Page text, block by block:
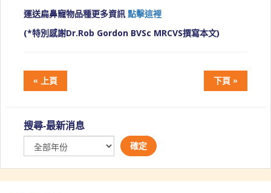
運送扁鼻寵物品種更多資訊 點擊這裡
(*特別感謝Dr.Rob Gordon BVSc MRCVS撰寫本文)
« 上頁 下頁 »
搜尋-最新消息
確定